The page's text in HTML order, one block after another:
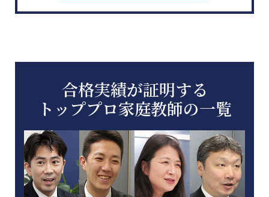
合格実績が証明する
トッププロ家庭教師の一覧